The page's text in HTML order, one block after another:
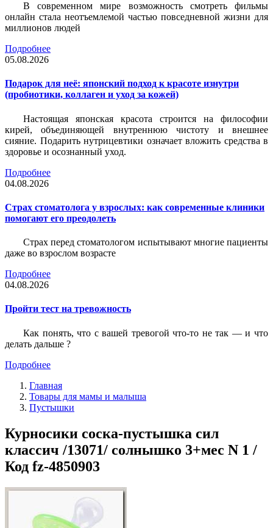
В современном мире возможность смотреть фильмы
онлайн стала неотъемлемой частью повседневной жизни для
миллионов людей
Подробнее
05.08.2026
Подарок для неё: японский подход к красоте изнутри
(пробиотики, коллаген и уход за кожей)
Настоящая японская красота строится на философии
кирей, объединяющей внутреннюю чистоту и внешнее
сияние. Подарить нутрицевтики означает вложить средства в
здоровье и осознанный уход.
Подробнее
04.08.2026
Страх стоматолога у взрослых: как современные клиники
помогают его преодолеть
Страх перед стоматологом испытывают многие пациенты
даже во взрослом возрасте
Подробнее
04.08.2026
Пройти тест на тревожность
Как понять, что с вашей тревогой что-то не так — и что
делать дальше ?
Подробнее
Главная
Товары для мамы и малыша
Пустышки
Курносики соска-пустышка сил
классич /13071/ солнышко 3+мес N 1 /
Код fz-4850903